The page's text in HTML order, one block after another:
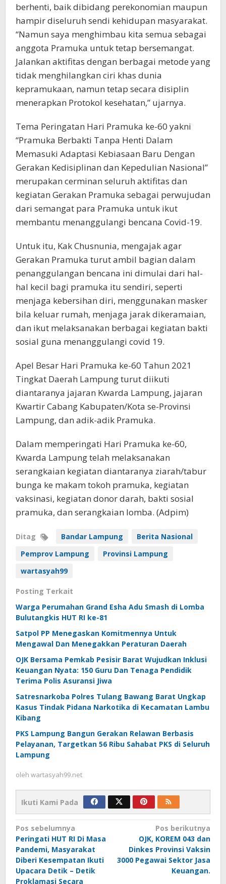
berhenti, baik dibidang perekonomian maupun
hampir diseluruh sendi kehidupan masyarakat.
“Namun saya menghimbau kita semua sebagai
anggota Pramuka untuk tetap bersemangat.
Jalankan aktifitas dengan berbagai metode yang
tidak menghilangkan ciri khas dunia
kepramukaan, namun tetap secara disiplin
menerapkan Protokol kesehatan,” ujarnya.
Tema Peringatan Hari Pramuka ke-60 yakni
“Pramuka Berbakti Tanpa Henti Dalam
Memasuki Adaptasi Kebiasaan Baru Dengan
Gerakan Kedisiplinan dan Kepedulian Nasional”
merupakan cerminan seluruh aktifitas dan
kegiatan Gerakan Pramuka sebagai perwujudan
dari semangat para Pramuka untuk ikut
membantu menanggulangi bencana Covid-19.
Untuk itu, Kak Chusnunia, mengajak agar
Gerakan Pramuka turut ambil bagian dalam
penanggulangan bencana ini dimulai dari hal-
hal kecil bagi pramuka itu sendiri, seperti
menjaga kebersihan diri, menggunakan masker
bila keluar rumah, menjaga jarak dikeramaian,
dan ikut melaksanakan berbagai kegiatan bakti
sosial guna menanggulangi covid 19.
Apel Besar Hari Pramuka ke-60 Tahun 2021
Tingkat Daerah Lampung turut diikuti
diantaranya jajaran Kwarda Lampung, jajaran
Kwartir Cabang Kabupaten/Kota se-Provinsi
Lampung, dan adik-adik Pramuka.
Dalam memperingati Hari Pramuka ke-60,
Kwarda Lampung telah melaksanakan
serangkaian kegiatan diantaranya ziarah/tabur
bunga ke makam tokoh pramuka, kegiatan
vaksinasi, kegiatan donor darah, bakti sosial
pramuka, dan serangkaian lomba. (Adpim)
Ditag Bandar Lampung
Berita Nasional
Pemprov Lampung
Provinsi Lampung
wartasyah99
Posting Terkait
Warga Perumahan Grand Esha Adu Smash di Lomba
Bulutangkis HUT RI ke-81
Satpol PP Menegaskan Komitmennya Untuk
Mengawal Dan Menegakkan Peraturan Daerah
OJK Bersama Pemkab Pesisir Barat Wujudkan Inklusi
Keuangan Nyata: 150 Guru Dan Tenaga Pendidik
Terima Polis Asuransi Jiwa
Satresnarkoba Polres Tulang Bawang Barat Ungkap
Kasus Tindak Pidana Narkotika di Kecamatan Lambu
Kibang
PKS Lampung Bangun Gerakan Relawan Berbasis
Pelayanan, Targetkan 56 Ribu Sahabat PKS di Seluruh
Lampung
oleh wartasyah99.net
Ikuti Kami Pada
Navigasi
pos
Pos sebelumnya
Peringati HUT RI Di Masa
Pandemi, Masyarakat
Diberi Kesempatan Ikuti
Upacara Detik – Detik
Proklamasi Secara
Pos berikutnya
OJK, KOREM 043 dan
Dinkes Provinsi Vaksin
3000 Pegawai Sektor Jasa
Keuangan.